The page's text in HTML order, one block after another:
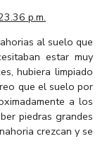
al suelo que
estar muy
hubiera limpiado
que el suelo por
a los
piedras grandes
crezcan y se